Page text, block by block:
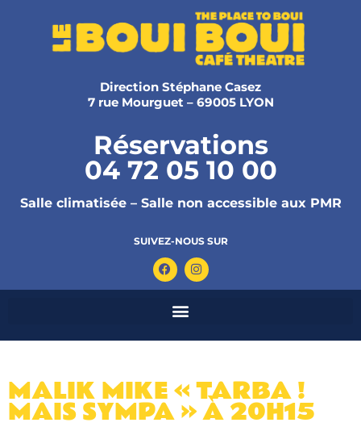
Direction Stéphane Casez
7 rue Mourguet – 69005 LYON
Réservations
04 72 05 10 00
Salle climatisée – Salle non accessible aux PMR
SUIVEZ-NOUS SUR
MALIK MIKE « TARBA !
MAIS SYMPA » À 20H15